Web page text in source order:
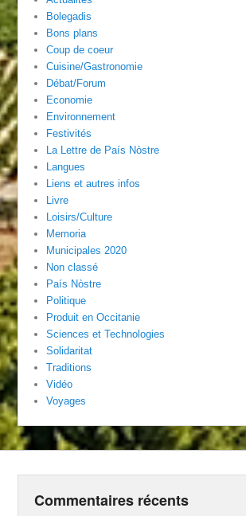
Bolegadis
Bons plans
Coup de coeur
Cuisine/Gastronomie
Débat/Forum
Economie
Environnement
Festivités
La Lettre de País Nòstre
Langues
Liens et autres infos
Livre
Loisirs/Culture
Memoria
Municipales 2020
Non classé
País Nòstre
Politique
Produit en Occitanie
Sciences et Technologies
Solidaritat
Traditions
Vidéo
Voyages
Commentaires récents